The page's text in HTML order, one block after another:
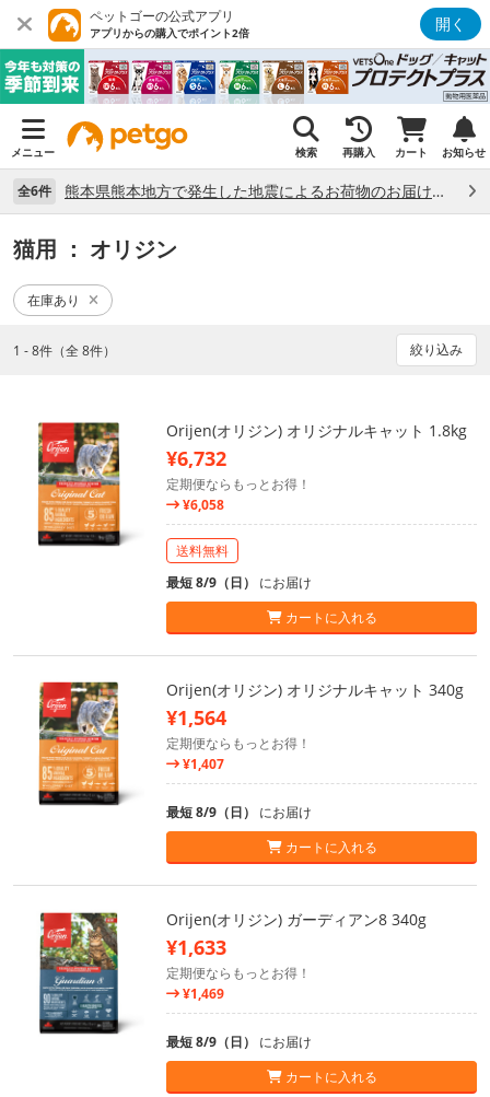
ペットゴーの公式アプリ
アプリからの購入でポイント2倍 開く
メニュー 検索 再購入 カート お知らせ
全6件 熊本県熊本地方で発生した地震によるお荷物のお届け状況について （7/28）
猫用 ： オリジン
在庫あり
1 - 8件（全 8件） 絞り込み
Orijen(オリジン) オリジナルキャット 1.8kg
¥6,732
定期便ならもっとお得！
¥6,058
送料無料
最短 8/9（日） にお届け
カートに入れる
Orijen(オリジン) オリジナルキャット 340g
¥1,564
定期便ならもっとお得！
¥1,407
最短 8/9（日） にお届け
カートに入れる
Orijen(オリジン) ガーディアン8 340g
¥1,633
定期便ならもっとお得！
¥1,469
最短 8/9（日） にお届け
カートに入れる